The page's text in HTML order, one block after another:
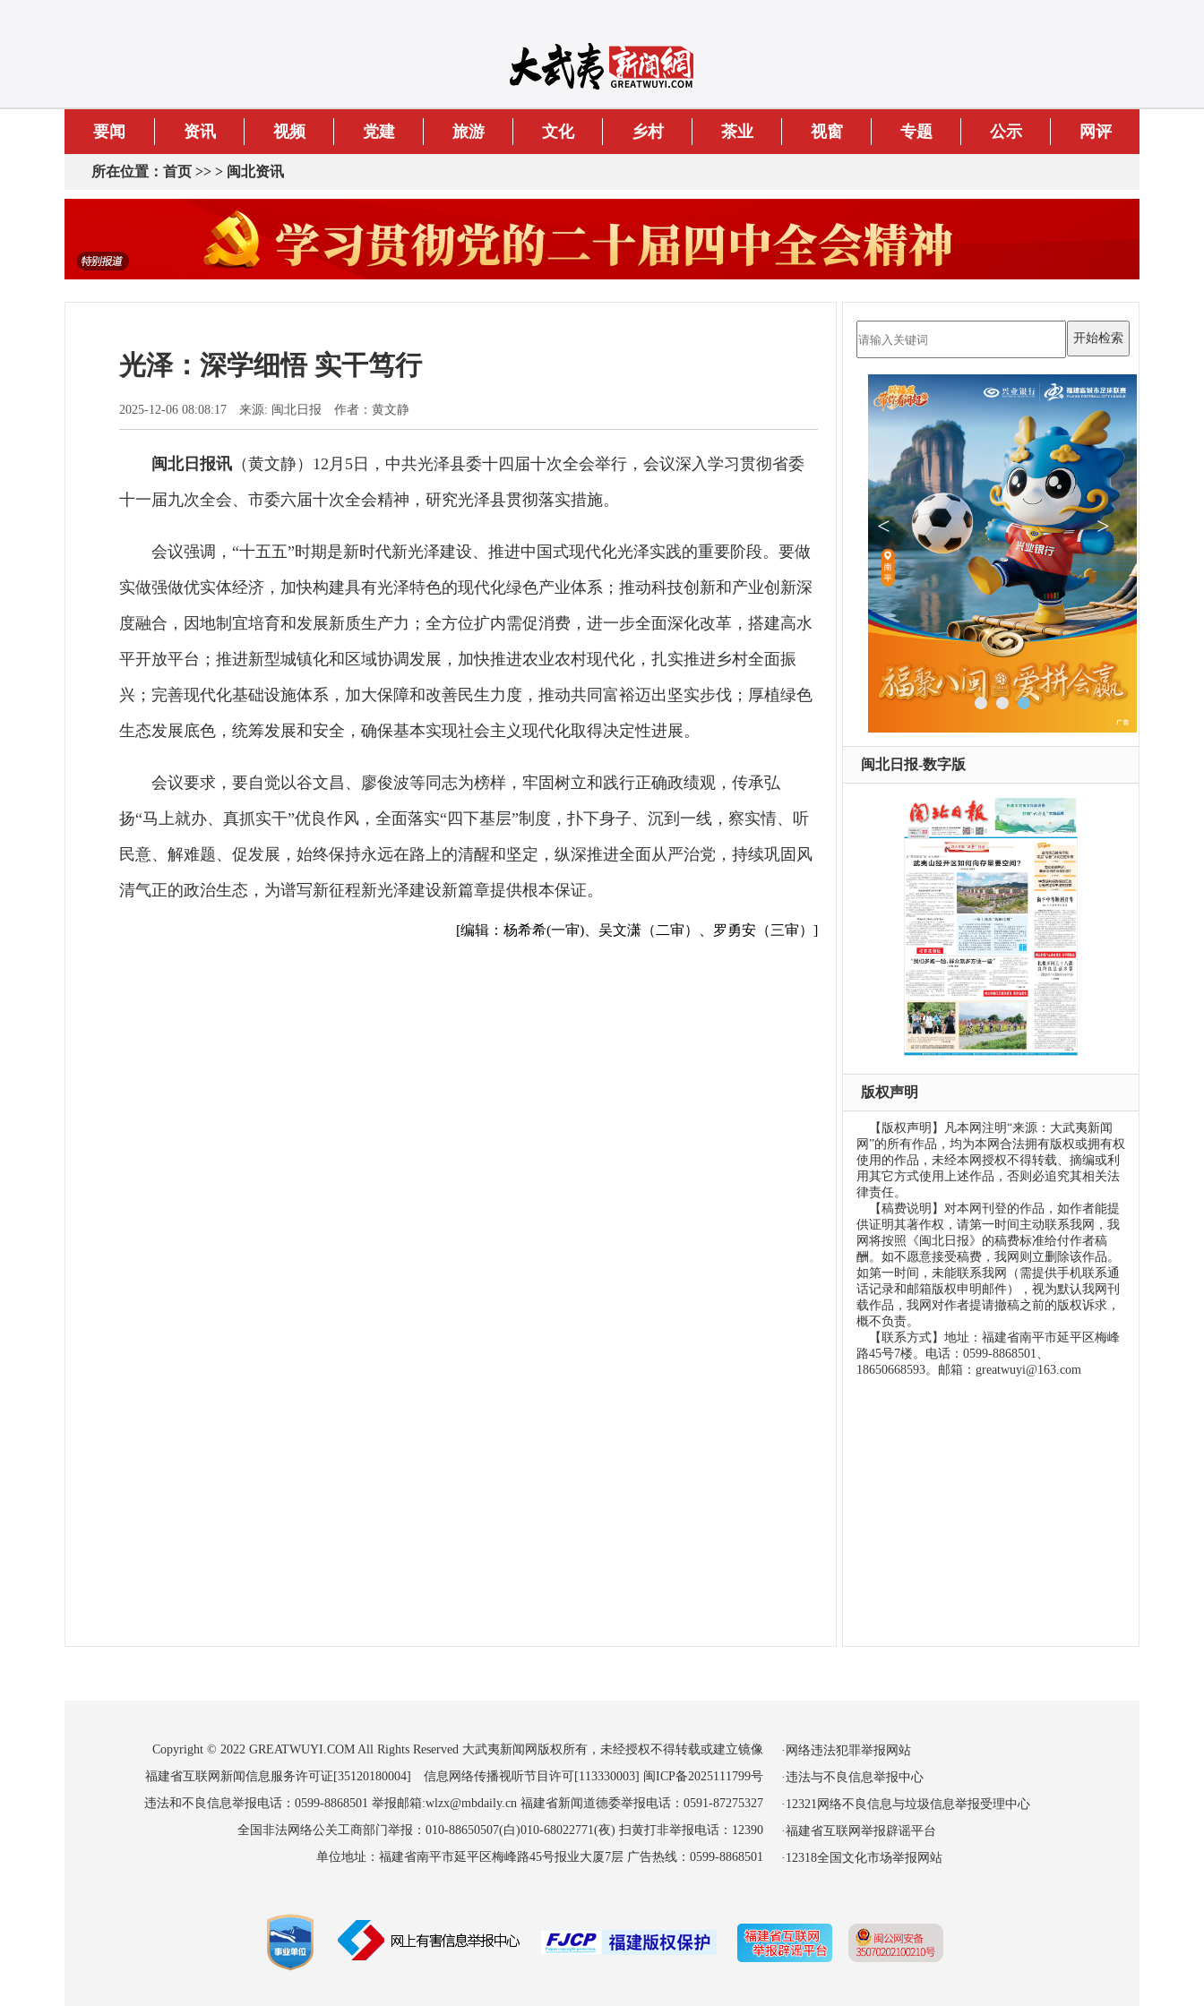
要闻 资讯 视频 党建 旅游 文化 乡村 茶业 视窗 专题 公示 网评
所在位置： 首页 >> > 闽北资讯
光泽：深学细悟 实干笃行
2025-12-06 08:08:17 来源: 闽北日报 作者：黄文静
闽北日报讯 （黄文静）12月5日，中共光泽县委十四届十次全会举行，会议深入学习贯彻省委
十一届九次全会、市委六届十次全会精神，研究光泽县贯彻落实措施。
会议强调，“十五五”时期是新时代新光泽建设、推进中国式现代化光泽实践的重要阶段。要做
实做强做优实体经济，加快构建具有光泽特色的现代化绿色产业体系；推动科技创新和产业创新深
度融合，因地制宜培育和发展新质生产力；全方位扩内需促消费，进一步全面深化改革，搭建高水
平开放平台；推进新型城镇化和区域协调发展，加快推进农业农村现代化，扎实推进乡村全面振
兴；完善现代化基础设施体系，加大保障和改善民生力度，推动共同富裕迈出坚实步伐；厚植绿色
生态发展底色，统筹发展和安全，确保基本实现社会主义现代化取得决定性进展。
会议要求，要自觉以谷文昌、廖俊波等同志为榜样，牢固树立和践行正确政绩观，传承弘
扬“马上就办、真抓实干”优良作风，全面落实“四下基层”制度，扑下身子、沉到一线，察实情、听
民意、解难题、促发展，始终保持永远在路上的清醒和坚定，纵深推进全面从严治党，持续巩固风
清气正的政治生态，为谱写新征程新光泽建设新篇章提供根本保证。
[编辑：杨希希(一审)、吴文潇（二审）、罗勇安（三审）]
闽北日报-数字版
版权声明
【版权声明】凡本网注明“来源：大武夷新闻
网”的所有作品，均为本网合法拥有版权或拥有权
使用的作品，未经本网授权不得转载、摘编或利
用其它方式使用上述作品，否则必追究其相关法
律责任。
【稿费说明】对本网刊登的作品，如作者能提
供证明其著作权，请第一时间主动联系我网，我
网将按照《闽北日报》的稿费标准给付作者稿
酬。如不愿意接受稿费，我网则立删除该作品。
如第一时间，未能联系我网（需提供手机联系通
话记录和邮箱版权申明邮件），视为默认我网刊
载作品，我网对作者提请撤稿之前的版权诉求，
概不负责。
【联系方式】地址：福建省南平市延平区梅峰
路45号7楼。电话：0599-8868501、
18650668593。邮箱：greatwuyi@163.com
Copyright © 2022 GREATWUYI.COM All Rights Reserved 大武夷新闻网版权所有，未经授权不得转载或建立镜像
福建省互联网新闻信息服务许可证[35120180004] 信息网络传播视听节目许可[113330003] 闽ICP备2025111799号
违法和不良信息举报电话：0599-8868501 举报邮箱:wlzx@mbdaily.cn 福建省新闻道德委举报电话：0591-87275327
全国非法网络公关工商部门举报：010-88650507(白)010-68022771(夜) 扫黄打非举报电话：12390
单位地址：福建省南平市延平区梅峰路45号报业大厦7层 广告热线：0599-8868501
·网络违法犯罪举报网站
·违法与不良信息举报中心
·12321网络不良信息与垃圾信息举报受理中心
·福建省互联网举报辟谣平台
·12318全国文化市场举报网站